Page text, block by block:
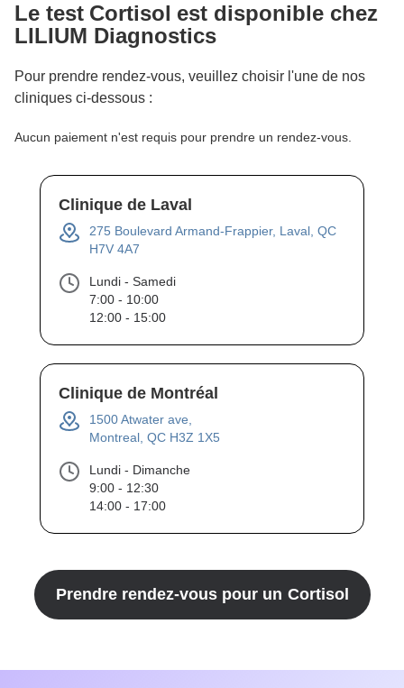
Le test Cortisol est disponible chez
LILIUM Diagnostics
Pour prendre rendez-vous, veuillez choisir l'une de nos
cliniques ci-dessous :
Aucun paiement n'est requis pour prendre un rendez-vous.
Clinique de Laval
275 Boulevard Armand-Frappier, Laval, QC
H7V 4A7
Lundi - Samedi
7:00 - 10:00
12:00 - 15:00
Clinique de Montréal
1500 Atwater ave,
Montreal, QC H3Z 1X5
Lundi - Dimanche
9:00 - 12:30
14:00 - 17:00
Prendre rendez-vous pour un Cortisol